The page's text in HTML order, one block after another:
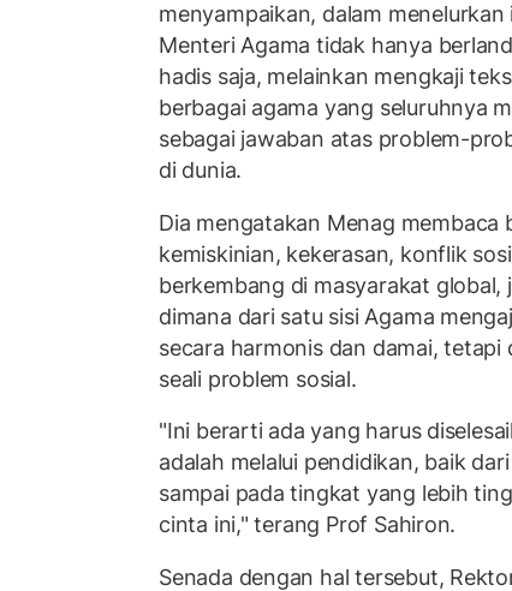
menyampaikan, dalam
Menteri Agama tidak hanya
hadis saja, melainkan mengkaji
berbagai agama yang seluruhnya
sebagai jawaban atas problem-
di dunia.
Dia mengatakan Menag membaca
kemiskinian, kekerasan, konflik
berkembang di masyarakat global,
dimana dari satu sisi Agama
secara harmonis dan damai,
seali problem sosial.
"Ini berarti ada yang harus
adalah melalui pendidikan, baik
sampai pada tingkat yang lebih
cinta ini," terang Prof Sahiron.
Senada dengan hal tersebut,